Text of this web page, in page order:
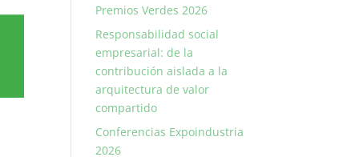
Premios Verdes 2026
Responsabilidad social
empresarial: de la
contribución aislada a la
arquitectura de valor
compartido
Conferencias Expoindustria
2026